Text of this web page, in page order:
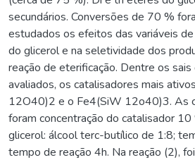
secundários. Conversões de 70 %
estudados os efeitos das variáveis
do glicerol e na seletividade dos
reação de eterificação. Dentre os
avaliados, os catalisadores mais
12O40)2 e o Fe4(SiW 12o40)3. As
foram concentração do catalisador 10
glicerol: álcool terc-butílico de 1:8;
tempo de reação 4h. Na reação (2),